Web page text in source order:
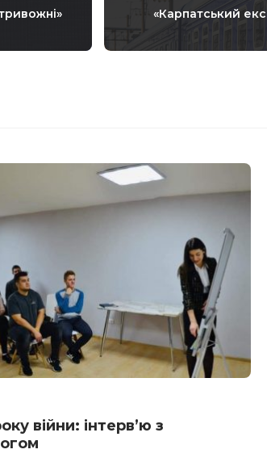
«Карпатський
війни: інтерв’ю з